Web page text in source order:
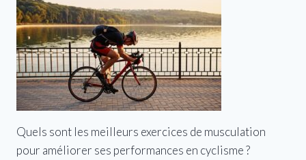
Quels sont les meilleurs exercices de musculation
pour améliorer ses performances en cyclisme ?